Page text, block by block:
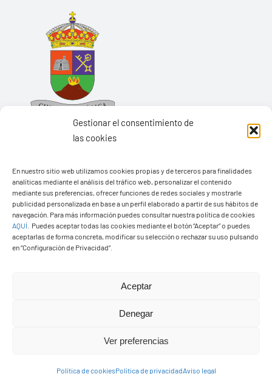
Gestionar el consentimiento de
las cookies
En nuestro sitio web utilizamos cookies propias y de terceros para finalidades
analíticas mediante el análisis del tráfico web, personalizar el contenido
mediante sus preferencias, ofrecer funciones de redes sociales y mostrarle
publicidad personalizada en base a un perfil elaborado a partir de sus hábitos de
navegación. Para más información puedes consultar nuestra política de cookies
AQUÍ
Puedes aceptar todas las cookies mediante el botón “Aceptar” o puedes
aceptarlas de forma concreta, modificar su selección o rechazar su uso pulsando
en “Configuración de Privacidad”.
Aceptar
Denegar
Ver preferencias
Política de cookiesPolítica de privacidadAviso legal
Ayuntamiento de Yaiza
Pza. de Los Remedios, 1
35570 – Yaiza
Tel:928 83 62 20
© Copyright2026 Ayuntamiento de Yaiza - Todos los